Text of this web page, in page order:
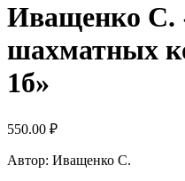
Иващенко С.
шахматных
1б»
550.00 ₽
Автор: Иващенко С.